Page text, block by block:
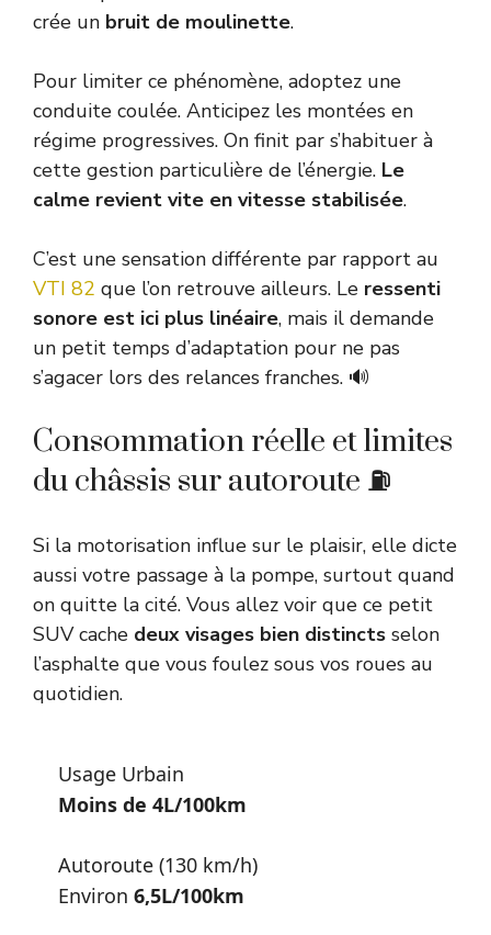
crée un bruit de moulinette.
Pour limiter ce phénomène, adoptez une
conduite coulée. Anticipez les montées en
régime progressives. On finit par s’habituer à
cette gestion particulière de l’énergie. Le
calme revient vite en vitesse stabilisée.
C’est une sensation différente par rapport au
VTI 82 que l’on retrouve ailleurs. Le ressenti
sonore est ici plus linéaire, mais il demande
un petit temps d’adaptation pour ne pas
s’agacer lors des relances franches. 🔊
Consommation réelle et limites
du châssis sur autoroute ⛽
Si la motorisation influe sur le plaisir, elle dicte
aussi votre passage à la pompe, surtout quand
on quitte la cité. Vous allez voir que ce petit
SUV cache deux visages bien distincts selon
l’asphalte que vous foulez sous vos roues au
quotidien.
Usage Urbain
Moins de 4L/100km
Autoroute (130 km/h)
Environ 6,5L/100km